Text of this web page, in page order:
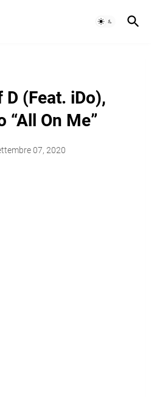
(Feat. iDo),
“All On Me”
07, 2020